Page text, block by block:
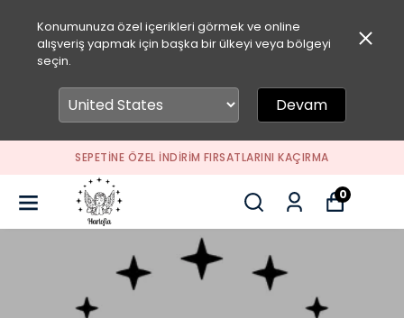
Konumunuza özel içerikleri görmek ve online
alışveriş yapmak için başka bir ülkeyi veya bölgeyi
seçin.
Devam
SEPETİNE ÖZEL İNDİRİM FIRSATLARINI KAÇIRMA
0